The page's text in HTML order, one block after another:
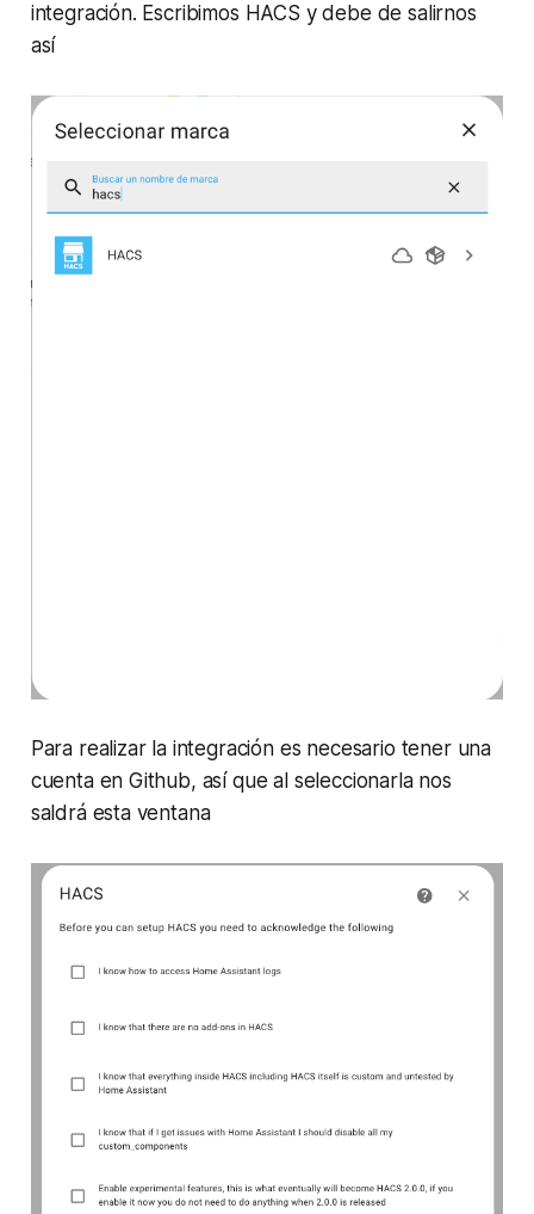
integración. Escribimos HACS y debe de salirnos
así
Para realizar la integración es necesario tener una
cuenta en Github, así que al seleccionarla nos
saldrá esta ventana